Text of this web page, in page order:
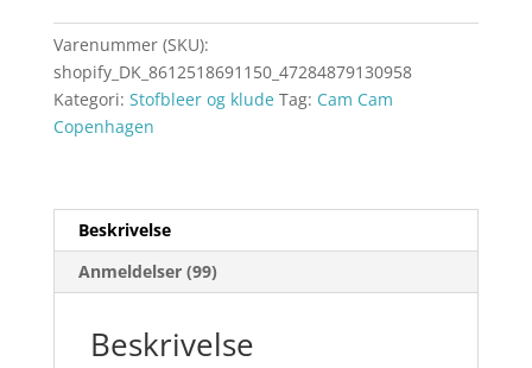
Varenummer (SKU):
shopify_DK_8612518691150_47284879130958
Kategori: Stofbleer og klude Tag: Cam Cam
Copenhagen
Beskrivelse
Anmeldelser (99)
Beskrivelse